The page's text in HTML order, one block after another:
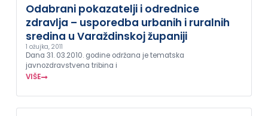
Odabrani pokazatelji i odrednice
zdravlja – usporedba urbanih i ruralnih
sredina u Varaždinskoj županiji
1 ožujka, 2011
Dana 31. 03.2010. godine održana je tematska
javnozdravstvena tribina i
VIŠE